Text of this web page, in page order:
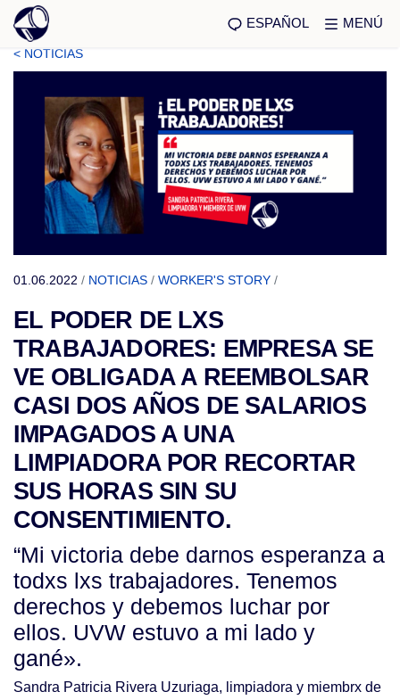
ESPAÑOL MENÚ
< NOTICIAS
01.06.2022 / NOTICIAS / WORKER'S STORY /
EL PODER DE LXS
TRABAJADORES: EMPRESA SE
VE OBLIGADA A REEMBOLSAR
CASI DOS AÑOS DE SALARIOS
IMPAGADOS A UNA
LIMPIADORA POR RECORTAR
SUS HORAS SIN SU
CONSENTIMIENTO.
“Mi victoria debe darnos esperanza a
todxs lxs trabajadores. Tenemos
derechos y debemos luchar por
ellos. UVW estuvo a mi lado y
gané».
Sandra Patricia Rivera Uzuriaga, limpiadora y miembrx de